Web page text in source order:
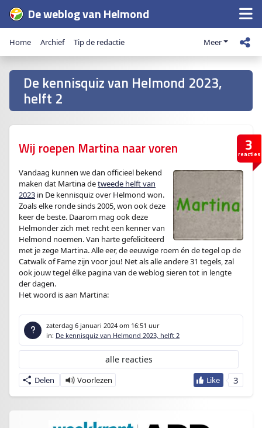
De weblog van Helmond
Home Archief Tip de redactie Meer
De kennisquiz van Helmond 2023,
helft 2
3
reacties
Wij roepen Martina naar voren
Vandaag kunnen we dan officieel bekend
maken dat Martina detweede helft van
2023 in De kennisquiz over Helmond won.
Zoals elke ronde sinds 2005, won ook deze
keer de beste. Daarom mag ook deze
Helmonder zich met recht een kenner van
Helmond noemen. Van harte gefeliciteerd
met je zege Martina. Alle eer, de eeuwige roem én de tegel op de
Catwalk of Fame zijn voor jou! Net als alle andere 31 tegels, zal
ook jouw tegel élke pagina van de weblog sieren tot in lengte
der dagen.
Het woord is aan Martina:
zaterdag 6 januari 2024 om 16:51 uur
in: De kennisquiz van Helmond 2023, helft 2
3
Delen
alle reacties